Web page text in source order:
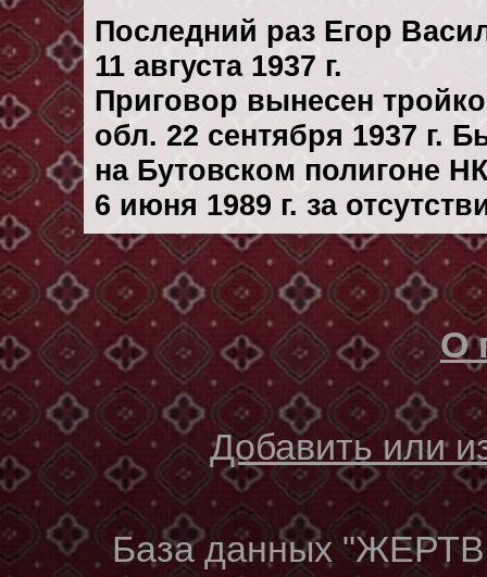
Последний раз Егор
11 августа 1937 г.
Приговор вынесен
обл. 22 сентября 1937 г.
на Бутовском полигоне
6 июня 1989 г. за
О
Добавить или
База данных